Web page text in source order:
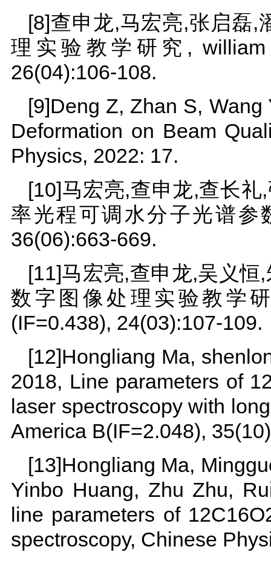
[8]查申龙,马宏亮,张启磊,
理实验教学研究,
26(04):106-108.
[9]Deng Z, Zhan S,
Deformation on Beam
Physics, 2022: 17.
[10]马宏亮,查申龙,查长
率光程可调水分子光谱参
36(06):663-669.
[11]马宏亮,查申龙,吴义恒
数字图像处理实验教学
(IF=0.438), 24(03):107-109.
[12]Hongliang Ma,
2018, Line parameters of
laser spectroscopy with
America B(IF=2.048),
[13]Hongliang Ma,
Yinbo Huang, Zhu Zhu,
line parameters of
spectroscopy, Chinese